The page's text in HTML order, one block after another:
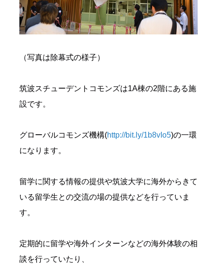
（写真は除幕式の様子）
筑波スチューデントコモンズは1A棟の2階にある施
設です。
グローバルコモンズ機構(http://bit.ly/1b8vIo5)の一環
になります。
留学に関する情報の提供や筑波大学に海外からきて
いる留学生との交流の場の提供などを行っていま
す。
定期的に留学や海外インターンなどの海外体験の相
談を行っていたり、